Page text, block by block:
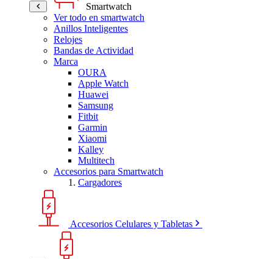
Smartwatch
Ver todo en smartwatch
Anillos Inteligentes
Relojes
Bandas de Actividad
Marca
OURA
Apple Watch
Huawei
Samsung
Fitbit
Garmin
Xiaomi
Kalley
Multitech
Accesorios para Smartwatch
Cargadores
Accesorios Celulares y Tabletas